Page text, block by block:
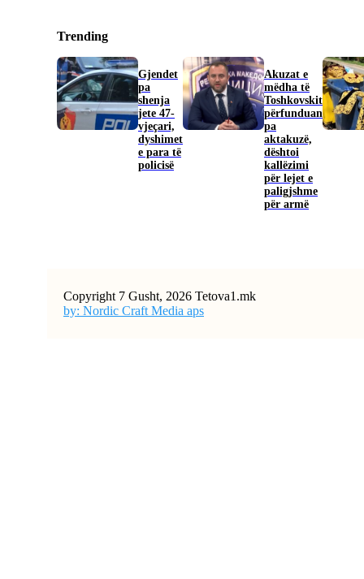
Trending
Gjendet
pa
shenja
jete 47-
vjeçari,
dyshimet
e para të
policisë
Akuzat e
mëdha të
Toshkovskit
përfunduan
pa
aktakuzë,
dështoi
kallëzimi
për lejet e
paligjshme
për armë
Copyright 7 Gusht, 2026 Tetova1.mk
by: Nordic Craft Media aps